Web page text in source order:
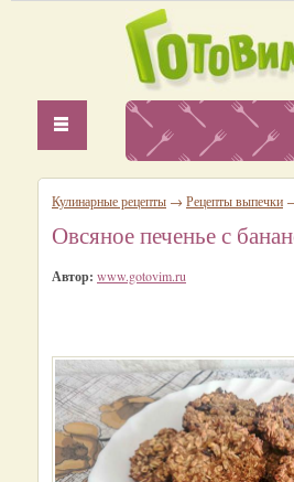
Кулинарные рецепты → Рецепты выпечки
Овсяное печенье с
Автор: www.gotovim.ru